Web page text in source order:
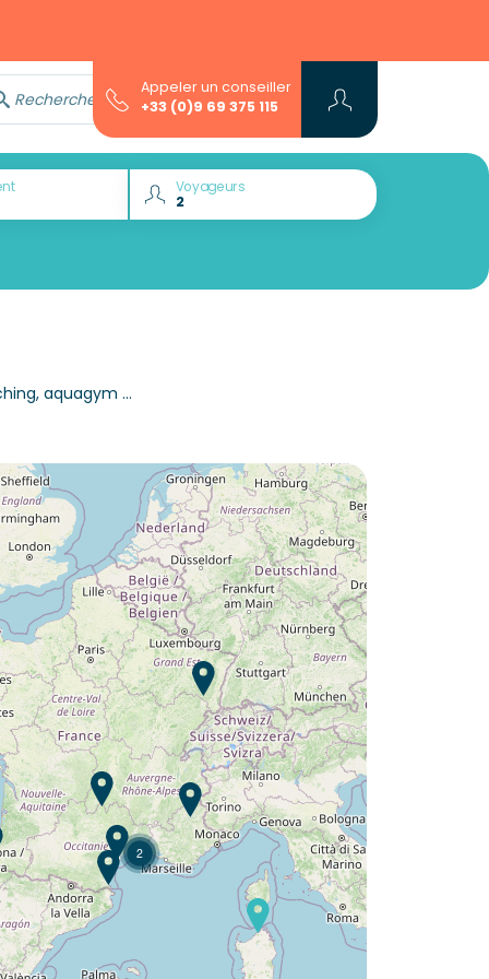
Rechercher avec l'assistant...
Appeler un conseiller
+33 (0)9 69 375 115
Voyageurs
aquagym ...
Envie de découvrir :
Camping Les Places Dorées ?
Découvrir
2